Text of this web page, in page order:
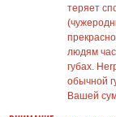
теряет
людям
губах.
обычной
Вашей